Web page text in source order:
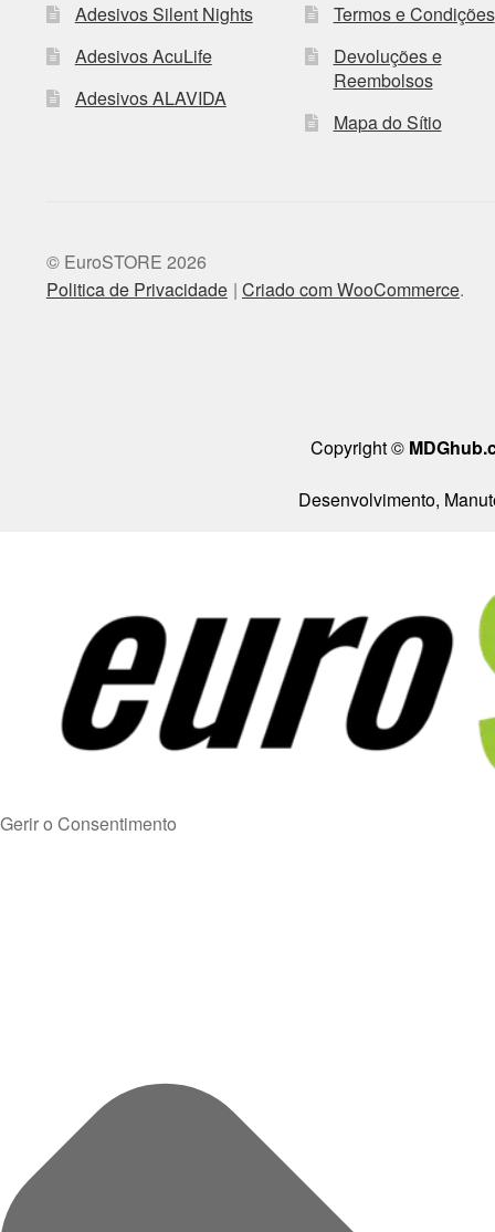
Adesivos Silent Nights
Adesivos AcuLife
Adesivos ALAVIDA
Termos e Condições
Devoluções e
Reembolsos
Mapa do Sítio
© EuroSTORE 2026
Politica de Privacidade Criado com WooCommerce.
Copyright ©
Desenvolvimento,
Gerir o Consentimento